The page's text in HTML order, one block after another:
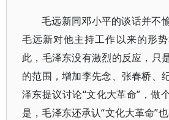
毛远新同邓小平的谈话并不
毛远新对他主持工作以来的形
此，毛泽东没有激烈的反应，只
的范围，增加李先念、张春桥、
泽东提议讨论“文化大革命”，做
是，毛泽东还承认“文化大革命”